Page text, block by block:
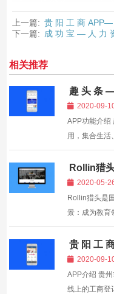
上一篇: 贵 阳 工 商 APP—
下一篇: 成 功 宝 — 人 力
相关推荐
趣 头 条
2020-09-
APP功能介绍
用，集合生活
容呈现给用户
动、宝箱、、
的同时获取丰
Rollin猎
2020-05-
Rollin猎头是
景：成为教育
观：专精专一
贵 阳 工
委 托2020-09-
APP介绍 贵
线上的工商登